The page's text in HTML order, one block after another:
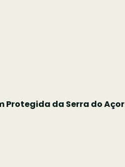
Protegida da Serra do Açor